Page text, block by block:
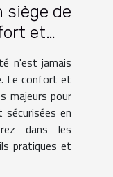
siège de
et
n'est jamais
Le confort et
majeurs pour
en
dans les
pratiques et